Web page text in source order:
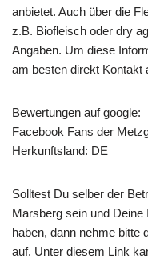
anbietet. Auch über die
z.B. Biofleisch oder dry
Angaben. Um diese
am besten direkt Kontakt
Bewertungen auf google:
Facebook Fans der
Herkunftsland: DE
Solltest Du selber der
Marsberg sein und Deine
haben, dann nehme bitte
auf. Unter diesem Link